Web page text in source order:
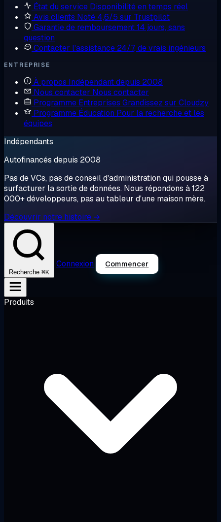
État du service Disponibilité en temps réel
Avis clients Noté 4,6/5 sur Trustpilot
Garantie de remboursement14 jours, sans
question
Contacter l'assistance 24/7, de vrais ingénieurs
ENTREPRISE
À propos Indépendant depuis 2008
Nous contacter Nous contacter
Programme Entreprises Grandissez sur Cloudzy
Programme Éducation Pour la recherche et les
équipes
Indépendants
Autofinancés depuis 2008
Pas de VCs, pas de conseil d'administration qui pousse à
surfacturer la sortie de données. Nous répondons à 122
000+ développeurs, pas au tableur d'une maison mère.
Découvrir notre histoire →
Recherche ⌘K
Connexion Commencer
Produits